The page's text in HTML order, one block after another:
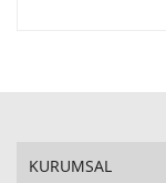
KURUMSAL